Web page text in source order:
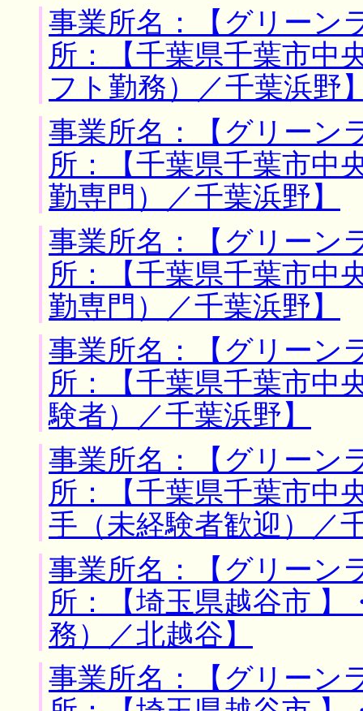
事業所名：【グリーン
所：【千葉県千葉市中
フト勤務）／千葉浜野
事業所名：【グリーン
所：【千葉県千葉市中
勤専門）／千葉浜野】
事業所名：【グリーン
所：【千葉県千葉市中
勤専門）／千葉浜野】
事業所名：【グリーン
所：【千葉県千葉市中
験者）／千葉浜野】
事業所名：【グリーン
所：【千葉県千葉市中
手（未経験者歓迎）／
事業所名：【グリーン
所：【埼玉県越谷市
務）／北越谷】
事業所名：【グリーン